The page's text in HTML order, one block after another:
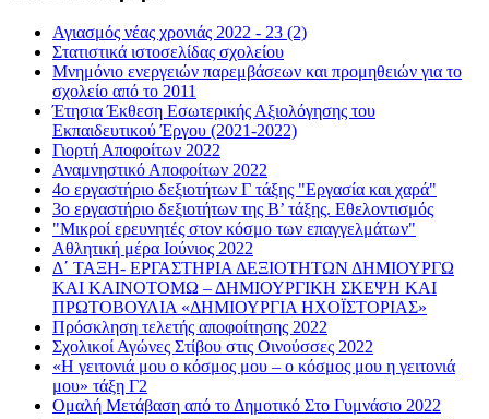
Αγιασμός νέας χρονιάς 2022 - 23 (2)
Στατιστικά ιστοσελίδας σχολείου
Μνημόνιο ενεργειών παρεμβάσεων και προμηθειών για το
σχολείο από το 2011
Έτησια Έκθεση Εσωτερικής Αξιολόγησης του
Εκπαιδευτικού Έργου (2021-2022)
Γιορτή Αποφοίτων 2022
Αναμνηστικό Αποφοίτων 2022
4ο εργαστήριο δεξιοτήτων Γ τάξης "Εργασία και χαρά"
3ο εργαστήριο δεξιοτήτων της Β’ τάξης. Εθελοντισμός
"Μικροί ερευνητές στον κόσμο των επαγγελμάτων"
Αθλητική μέρα Ιούνιος 2022
Δ΄ ΤΑΞΗ- ΕΡΓΑΣΤΗΡΙΑ ΔΕΞΙΟΤΗΤΩΝ ΔΗΜΙΟΥΡΓΩ
ΚΑΙ ΚΑΙΝΟΤΟΜΩ – ΔΗΜΙΟΥΡΓΙΚΗ ΣΚΕΨΗ ΚΑΙ
ΠΡΩΤΟΒΟΥΛΙΑ «ΔΗΜΙΟΥΡΓΙΑ ΗΧΟΪΣΤΟΡΙΑΣ»
Πρόσκληση τελετής αποφοίτησης 2022
Σχολικοί Αγώνες Στίβου στις Οινούσσες 2022
«Η γειτονιά μου ο κόσμος μου – ο κόσμος μου η γειτονιά
μου» τάξη Γ2
Ομαλή Μετάβαση από το Δημοτικό Στο Γυμνάσιο 2022